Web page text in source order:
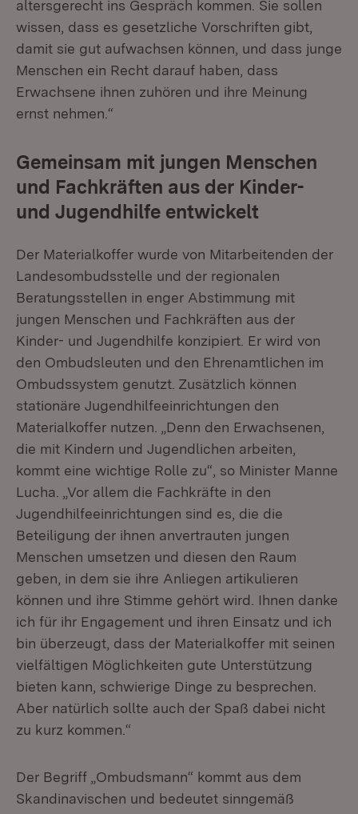
altersgerecht ins Gespräch kommen. Sie sollen
wissen, dass es gesetzliche Vorschriften gibt,
damit sie gut aufwachsen können, und dass junge
Menschen ein Recht darauf haben, dass
Erwachsene ihnen zuhören und ihre Meinung
ernst nehmen.“
Gemeinsam mit jungen Menschen
und Fachkräften aus der Kinder-
und Jugendhilfe entwickelt
Der Materialkoffer wurde von Mitarbeitenden der
Landesombudsstelle und der regionalen
Beratungsstellen in enger Abstimmung mit
jungen Menschen und Fachkräften aus der
Kinder- und Jugendhilfe konzipiert. Er wird von
den Ombudsleuten und den Ehrenamtlichen im
Ombudssystem genutzt. Zusätzlich können
stationäre Jugendhilfeeinrichtungen den
Materialkoffer nutzen. „Denn den Erwachsenen,
die mit Kindern und Jugendlichen arbeiten,
kommt eine wichtige Rolle zu“, so Minister Manne
Lucha. „Vor allem die Fachkräfte in den
Jugendhilfeeinrichtungen sind es, die die
Beteiligung der ihnen anvertrauten jungen
Menschen umsetzen und diesen den Raum
geben, in dem sie ihre Anliegen artikulieren
können und ihre Stimme gehört wird. Ihnen danke
ich für ihr Engagement und ihren Einsatz und ich
bin überzeugt, dass der Materialkoffer mit seinen
vielfältigen Möglichkeiten gute Unterstützung
bieten kann, schwierige Dinge zu besprechen.
Aber natürlich sollte auch der Spaß dabei nicht
zu kurz kommen.“
Der Begriff „Ombudsmann“ kommt aus dem
Skandinavischen und bedeutet sinngemäß